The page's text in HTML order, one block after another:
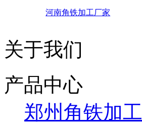
河南角铁加工厂家
关于我们
产品中心
郑州角铁加工